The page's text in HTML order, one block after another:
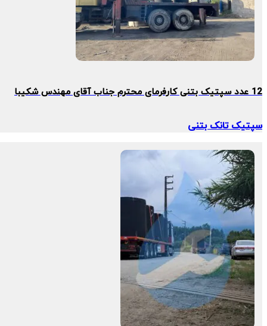
12 عدد سپتیک بتنی کارفرمای محترم جناب آقای مهندس شکیبا
سپتیک تانک بتنی